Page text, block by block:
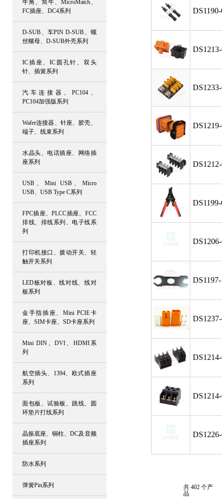
牛角、简牛、MicroMatch、
FC插座、DC4系列
D-SUB、车PIN D-SUB、螺
丝螺母、D-SUB外壳系列
IC插座、IC圆孔针、双头
针、插簧系列
汽车连接器、PC104、
PC104加强版系列
Wafer连接器、针座、胶壳、
端子、线束系列
水晶头、电话插座、网络插
座系列
USB、Mini USB、Micro
USB、USB Type C系列
FPC插座、PLCC插座、FCC
排线、排线系列、电子线系
列
打印机接口、拨动开关、轻
触开关系列
LED板对板、线对线、线对
板系列
金手指插座、Mini PCIE卡
座、SIM卡座、SD卡座系列
Mini DIN、DVI、HDMI系
列
航空插头、1394、欧式插座
系列
面包板、试验板、跳线、圆
环垫片打线系列
晶振底座、铜柱、DC及音频
插座系列
防水系列
弹簧Pin系列
共 402 个产
品